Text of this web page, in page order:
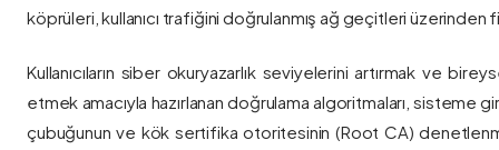
köprüleri, kullanıcı trafiğini doğrulanmış ağ geçitleri üzerinden
Kullanıcıların siber okuryazarlık seviyelerini artırmak ve
etmek amacıyla hazırlanan doğrulama algoritmaları, sisteme
çubuğunun ve kök sertifika otoritesinin (Root CA)